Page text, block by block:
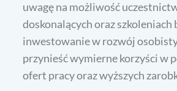
uwagę na możliwość
doskonalących oraz szkoleniach
inwestowanie w rozwój
przynieść wymierne korzyści w
ofert pracy oraz wyższych